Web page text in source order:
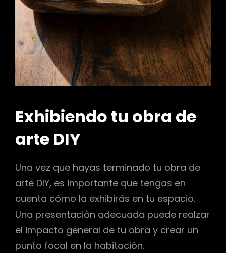
Exhibiendo tu obra de
arte DIY
Una vez que hayas terminado tu obra de
arte DIY, es importante que tengas en
cuenta cómo la exhibirás en tu espacio.
Una presentación adecuada puede realzar
el impacto general de tu obra y crear un
punto focal en la habitación.